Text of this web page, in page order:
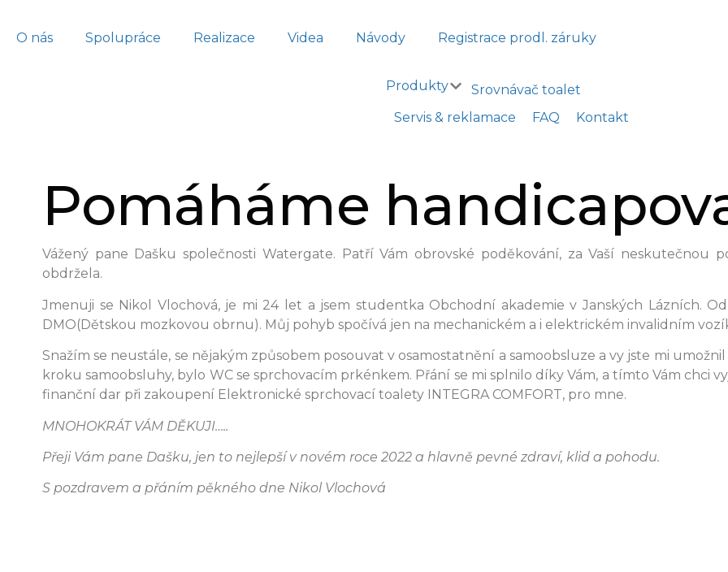
O nás Spolupráce Realizace Videa Návody Registrace prodl. záruky
Produkty
Srovnávač toalet
Servis & reklamace
FAQ Kontakt
Pomáháme
Vážený pane Dašku společnosti Watergate. Patří Vám obrovské poděkování, za Vaší neskutečnou
obdržela.
Jmenuji se Nikol Vlochová, je mi 24 let a jsem studentka Obchodní akademie v Janských Lázních.
DMO(Dětskou mozkovou obrnu). Můj pohyb spočívá jen na mechanickém a i elektrickém invalidním
Snažím se neustále, se nějakým způsobem posouvat v osamostatnění a samoobsluze a vy jste mi
kroku samoobsluhy, bylo WC se sprchovacím prkénkem. Přání se mi splnilo díky Vám, a tímto Vám chci
finanční dar při zakoupení Elektronické sprchovací toalety INTEGRA COMFORT, pro mne.
MNOHOKRÁT VÁM DĚKUJI…..
Přeji Vám pane Dašku, jen to nejlepší v novém roce 2022 a hlavně pevné zdraví, klid a pohodu.
S pozdravem a přáním pěkného dne Nikol Vlochová